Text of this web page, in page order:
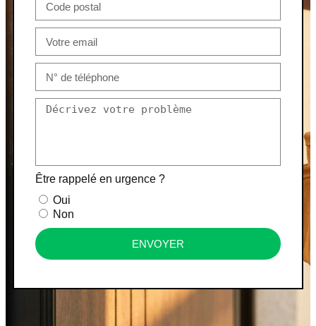
Être rappelé en urgence ?
Oui
Non
ENVOYER